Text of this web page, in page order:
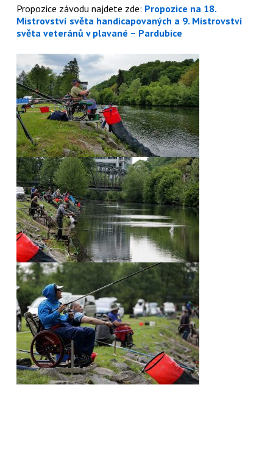
Propozice závodu najdete zde: Propozice na 18.
Mistrovství světa handicapovaných a 9. Mistrovství
světa veteránů v plavané – Pardubice